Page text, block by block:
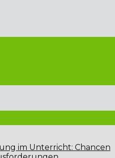
im Unterricht: Chancen